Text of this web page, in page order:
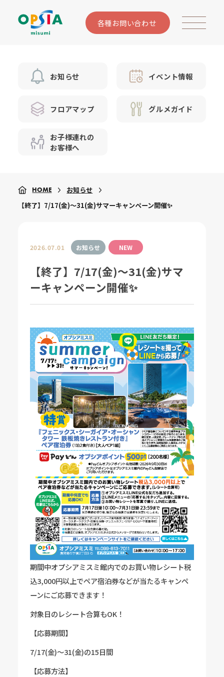
各種お問い合わせ
お知らせ イベント情報
フロアマップ グルメガイド
お子様連れの
お客様へ
HOME
お知らせ
【終了】7/17(金)～31(金)サマーキャンペーン開催✨
2026.07.01 お知らせ NEW
【終了】7/17(金)～31(金)サマ
ーキャンペーン開催✨
期間中オプシアミスミ館内でのお買い物レシート税
込3,000円以上でペア宿泊券などが当たるキャンペ
ーンにご応募できます！
対象日のレシート合算もOK！
【応募期間】
7/17(金)～31(金)の15日間
【応募方法】